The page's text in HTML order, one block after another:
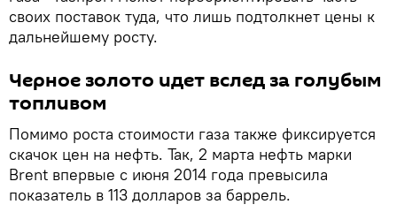
своих поставок туда, что лишь подтолкнет цены к
дальнейшему росту.
Черное золото идет вслед за голубым
топливом
Помимо роста стоимости газа также фиксируется
скачок цен на нефть. Так, 2 марта нефть марки
Brent впервые с июня 2014 года превысила
показатель в 113 долларов за баррель.